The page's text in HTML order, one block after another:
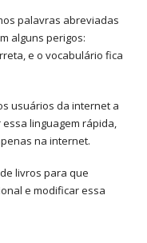
palavras abreviadas
alguns perigos:
e o vocabulário fica
usuários da internet a
linguagem rápida,
na internet.
livros para que
e modificar essa